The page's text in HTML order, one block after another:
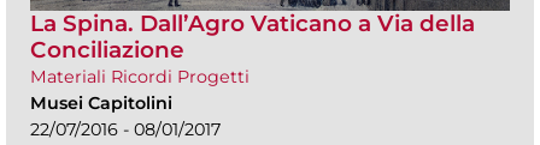
La Spina. Dall’Agro Vaticano a Via della
Conciliazione
Materiali Ricordi Progetti
Musei Capitolini
22/07/2016 - 08/01/2017